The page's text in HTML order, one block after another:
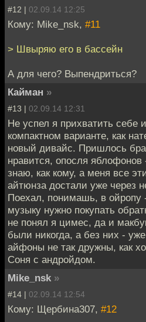
#12 | 02.09.14 12:25
Кому: Mike_nsk, #11
> Швыряю его в бассейн
А для чего? Выпендриться?
Кайман »
#13 | 02.09.14 12:31
Не успел я прихватить себе
компактном варианте, как
новый дивайс. Пришлось
нравится, опосля
знаю, как кому, а меня все
айтюнза достали уже через
Поехал, понимашь, в ойропу
музыку нужно покупать
не понял я цимес, да и
были никогда, а без них -
айфоны не так дружны, как
Соня с андройдом.
Mike_nsk »
#14 | 02.09.14 12:54
Кому: Щербина307, #12